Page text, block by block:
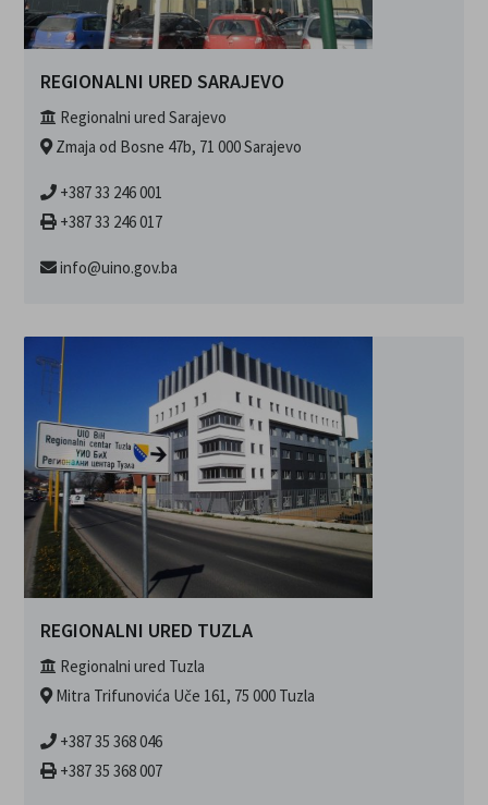
REGIONALNI URED SARAJEVO
Regionalni ured Sarajevo
Zmaja od Bosne 47b, 71 000 Sarajevo
+387 33 246 001
+387 33 246 017
info@uino.gov.ba
REGIONALNI URED TUZLA
Regionalni ured Tuzla
Mitra Trifunovića Uče 161, 75 000 Tuzla
+387 35 368 046
+387 35 368 007